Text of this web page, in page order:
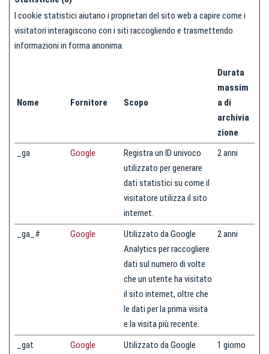
I cookie statistici aiutano i proprietari del sito web a capire come i
visitatori interagiscono con i siti raccogliendo e trasmettendo
informazioni in forma anonima.
Nome Fornitore Scopo
Durata
massim
a di
archivia
zione
_ga
Google
Registra un ID univoco
utilizzato per generare
dati statistici su come il
visitatore utilizza il sito
internet.
2 anni
_ga_# Google
Utilizzato da Google
Analytics per raccogliere
dati sul numero di volte
che un utente ha visitato
il sito internet, oltre che
le dati per la prima visita
e la visita più recente.
2 anni
_gat Google
Utilizzato da Google
1 giorno